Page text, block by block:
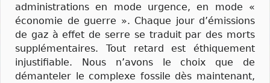
administrations en mode urgence, en mode «
économie de guerre ». Chaque jour d’émissions
de gaz à effet de serre se traduit par des morts
supplémentaires. Tout retard est éthiquement
injustifiable. Nous n’avons le choix que de
démanteler le complexe fossile dès maintenant,